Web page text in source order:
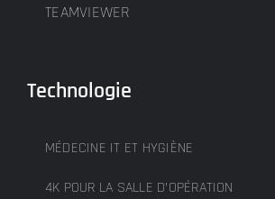
TEAMVIEWER
Technologie
MÉDECINE IT ET HYGIÈNE
4K POUR LA SALLE D’OPÉRATION